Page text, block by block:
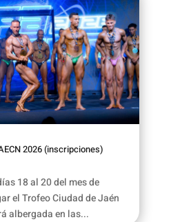
2026 (inscripciones)
18 al 20 del mes de
el Trofeo Ciudad de Jaén
albergada en las...